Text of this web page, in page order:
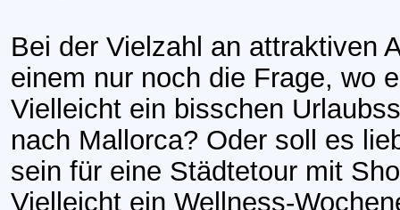
Bei der Vielzahl an attraktiven
einem nur noch die Frage, wo
Vielleicht ein bisschen
nach Mallorca? Oder soll es
sein für eine Städtetour mit
Vielleicht ein Wellness-